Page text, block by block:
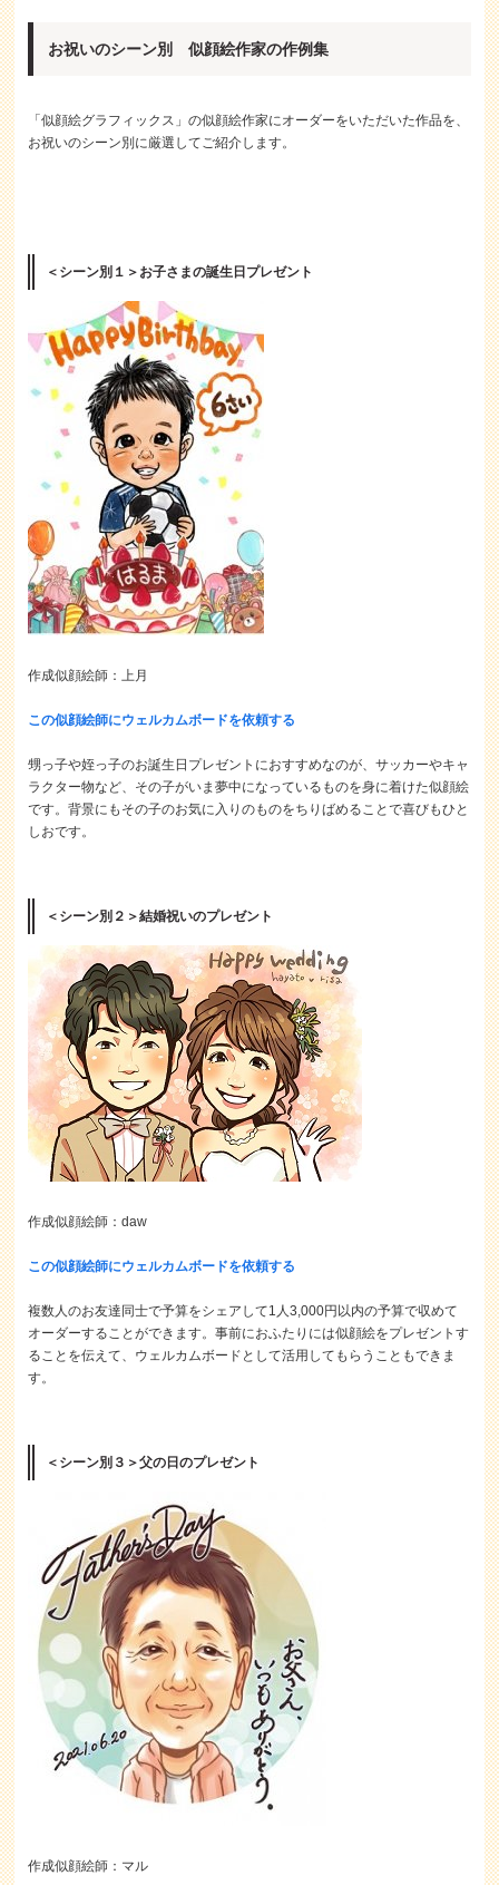
お祝いのシーン別 似顔絵作家の作例集
「似顔絵グラフィックス」の似顔絵作家にオーダーをいただいた作品を、
お祝いのシーン別に厳選してご紹介します。
＜シーン別１＞お子さまの誕生日プレゼント
作成似顔絵師：上月
この似顔絵師にウェルカムボードを依頼する
甥っ子や姪っ子のお誕生日プレゼントにおすすめなのが、サッカーやキャ
ラクター物など、その子がいま夢中になっているものを身に着けた似顔絵
です。背景にもその子のお気に入りのものをちりばめることで喜びもひと
しおです。
＜シーン別２＞結婚祝いのプレゼント
作成似顔絵師：daw
この似顔絵師にウェルカムボードを依頼する
複数人のお友達同士で予算をシェアして1人3,000円以内の予算で収めて
オーダーすることができます。事前におふたりには似顔絵をプレゼントす
ることを伝えて、ウェルカムボードとして活用してもらうこともできま
す。
＜シーン別３＞父の日のプレゼント
作成似顔絵師：マル